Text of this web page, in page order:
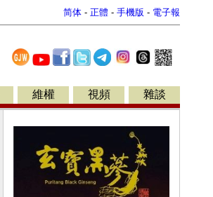
简体 - 正體 - 手機版 - 電子報
維權 視頻 雜談